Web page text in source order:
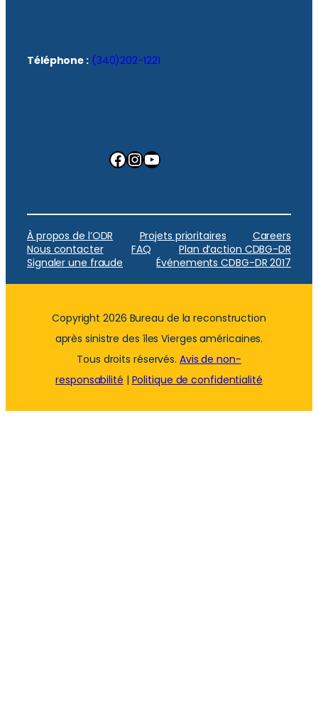
Téléphone : (340)202-1221
Facebook InstagramYouTube
À propos de l’ODR Projets prioritaires
Careers
Nous contacter
FAQ
Plan d’action CDBG-DR
Signaler une fraude
Événements CDBG-DR 2017
Copyright 2026 Bureau de la reconstruction
après sinistre des îles Vierges américaines.
Tous droits réservés. Avis de non-
responsabilité | Politique de confidentialité